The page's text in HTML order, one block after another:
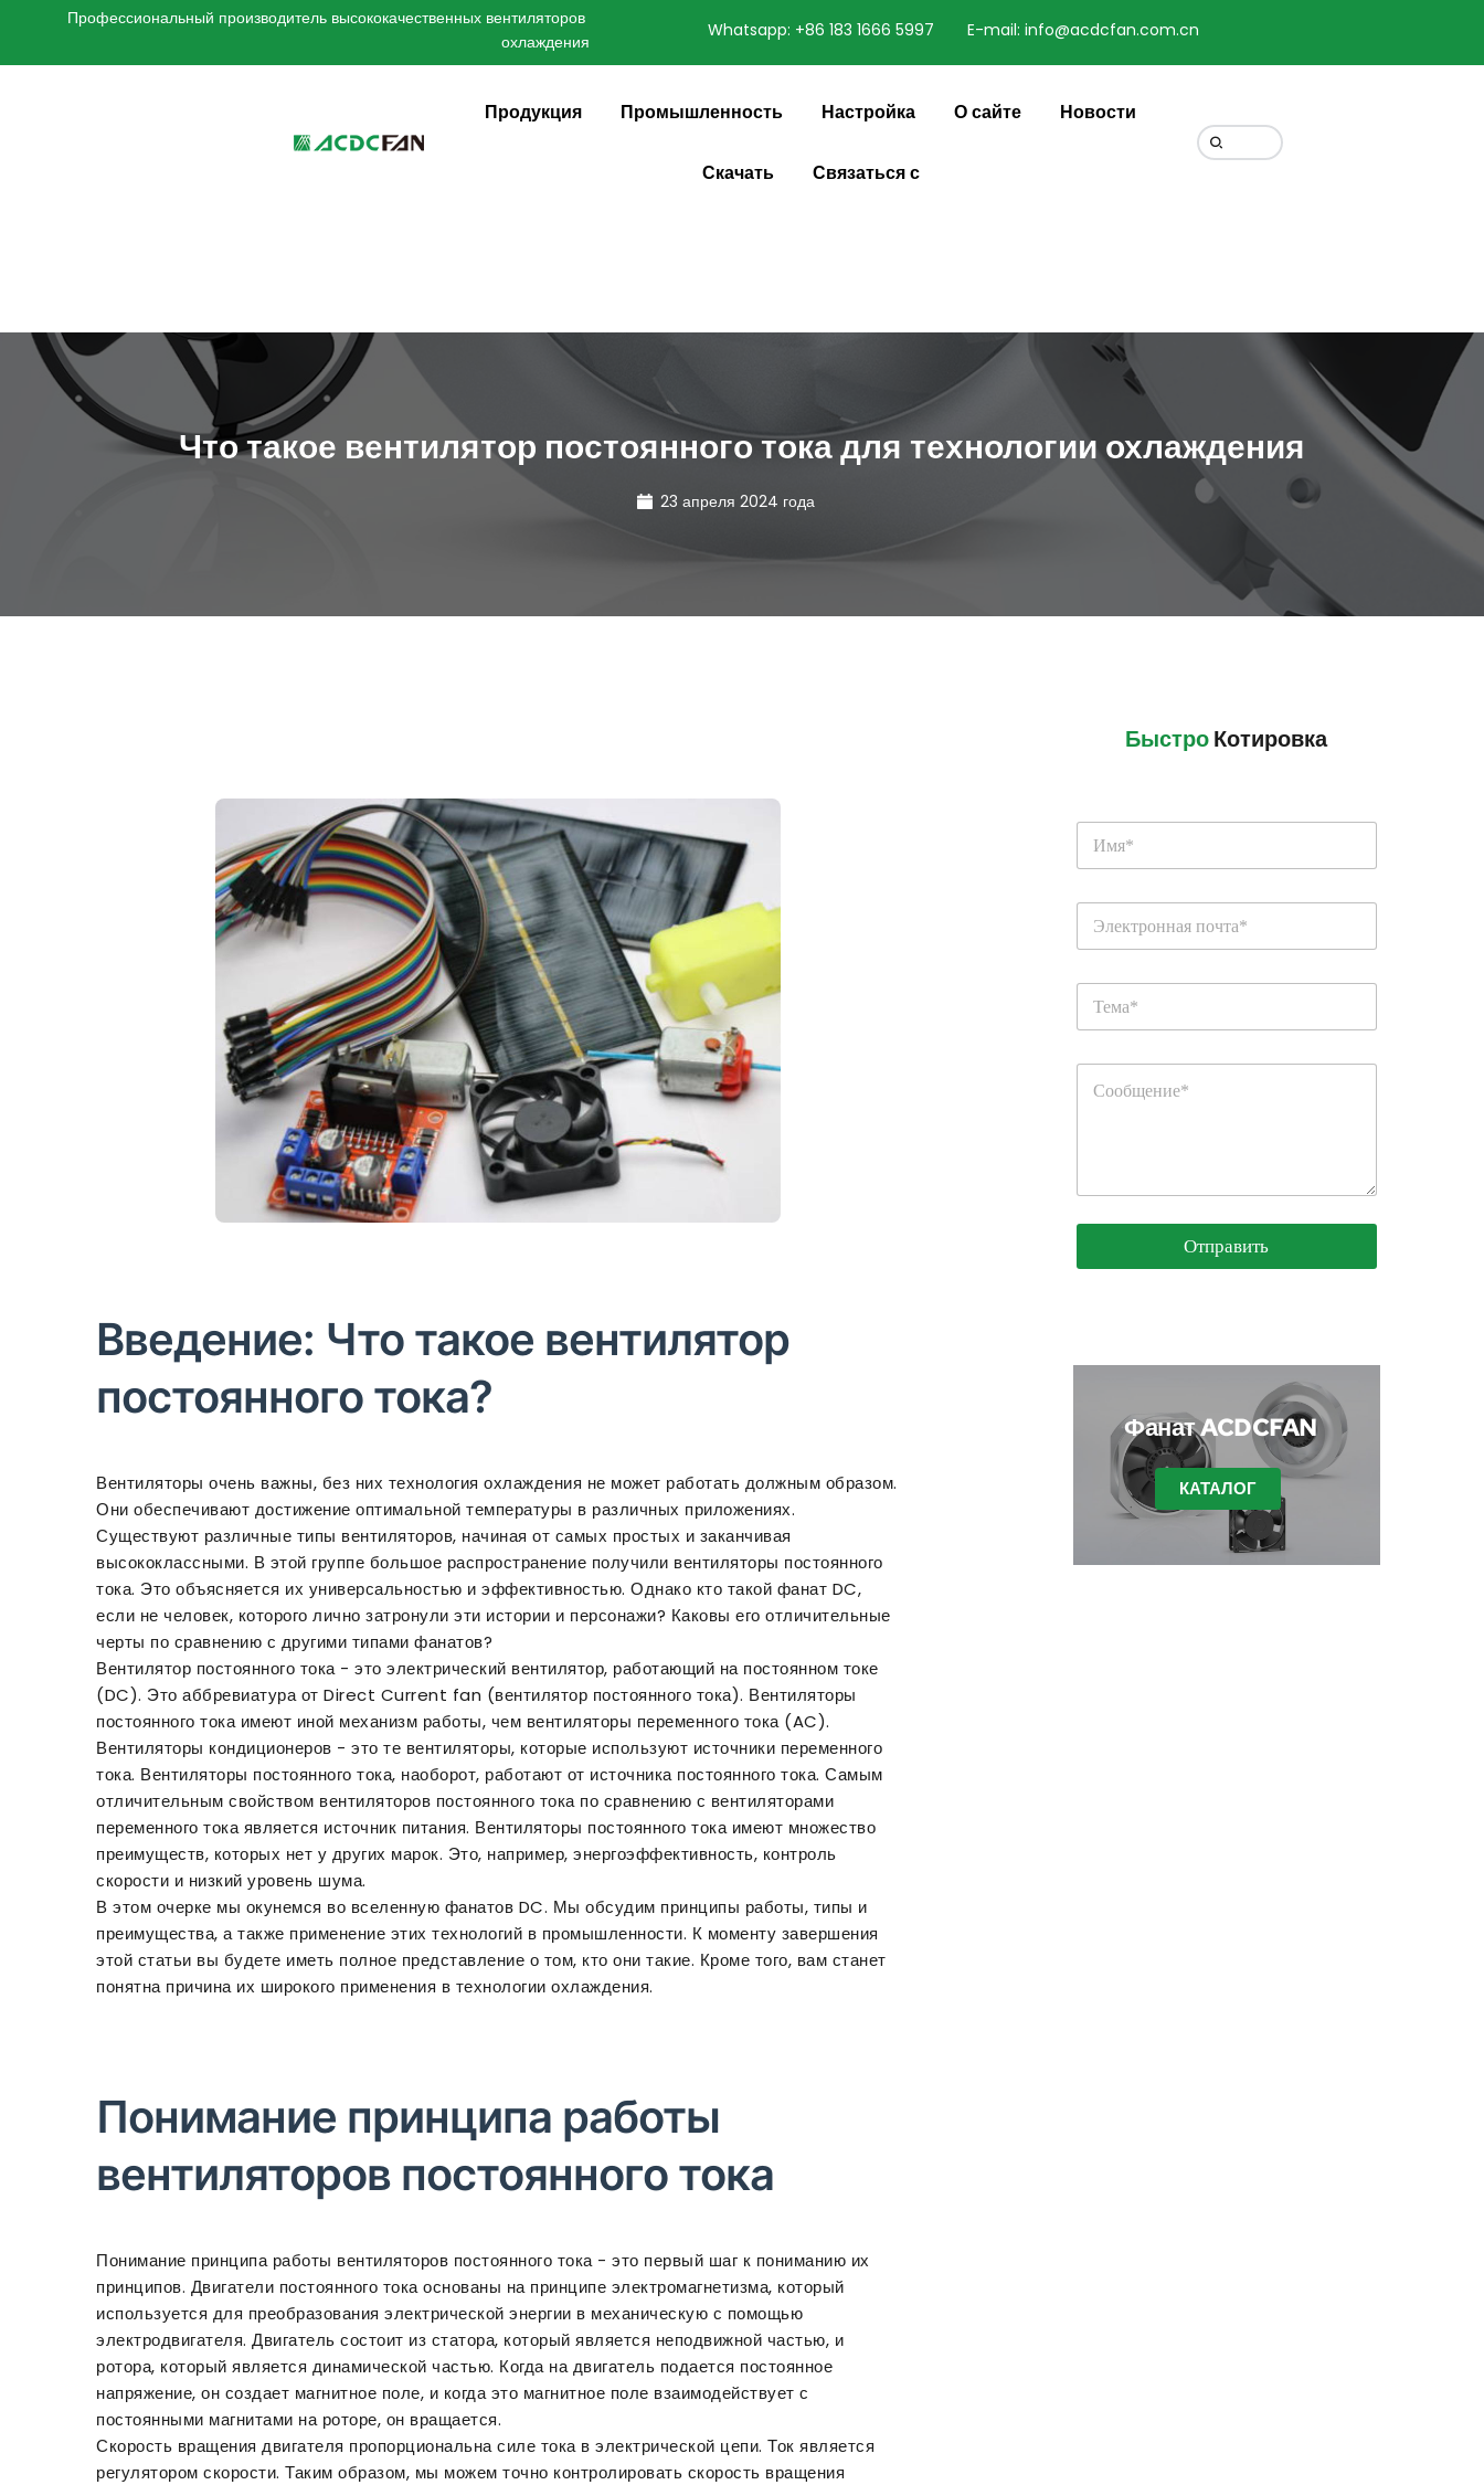
We've detected you might be speaking a different
language. Do you want to change to:
English
Профессиональный производитель высококачественных вентиляторов
охлаждения
Whatsapp: +86 183 1666 5997 E-mail: info@acdcfan.com.cn
Продукция Промышленность Настройка О сайте Новости
Скачать Связаться с
Что такое вентилятор постоянного тока для технологии охлаждения
23 апреля 2024 года
Введение: Что такое вентилятор
постоянного тока?
Вентиляторы очень важны, без них технология охлаждения не может работать должным образом.
Они обеспечивают достижение оптимальной температуры в различных приложениях.
Существуют различные типы вентиляторов, начиная от самых простых и заканчивая
высококлассными. В этой группе большое распространение получили вентиляторы постоянного
тока. Это объясняется их универсальностью и эффективностью. Однако кто такой фанат DC,
если не человек, которого лично затронули эти истории и персонажи? Каковы его отличительные
черты по сравнению с другими типами фанатов?
Вентилятор постоянного тока - это электрический вентилятор, работающий на постоянном токе
(DC). Это аббревиатура от Direct Current fan (вентилятор постоянного тока). Вентиляторы
постоянного тока имеют иной механизм работы, чем вентиляторы переменного тока (AC).
Вентиляторы кондиционеров - это те вентиляторы, которые используют источники переменного
тока. Вентиляторы постоянного тока, наоборот, работают от источника постоянного тока. Самым
отличительным свойством вентиляторов постоянного тока по сравнению с вентиляторами
переменного тока является источник питания. Вентиляторы постоянного тока имеют множество
преимуществ, которых нет у других марок. Это, например, энергоэффективность, контроль
скорости и низкий уровень шума.
В этом очерке мы окунемся во вселенную фанатов DC. Мы обсудим принципы работы, типы и
преимущества, а также применение этих технологий в промышленности. К моменту завершения
этой статьи вы будете иметь полное представление о том, кто они такие. Кроме того, вам станет
понятна причина их широкого применения в технологии охлаждения.
Понимание принципа работы
вентиляторов постоянного тока
Понимание принципа работы вентиляторов постоянного тока - это первый шаг к пониманию их
принципов. Двигатели постоянного тока основаны на принципе электромагнетизма, который
используется для преобразования электрической энергии в механическую с помощью
электродвигателя. Двигатель состоит из статора, который является неподвижной частью, и
ротора, который является динамической частью. Когда на двигатель подается постоянное
напряжение, он создает магнитное поле, и когда это магнитное поле взаимодействует с
постоянными магнитами на роторе, он вращается.
Скорость вращения двигателя пропорциональна силе тока в электрической цепи. Ток является
регулятором скорости. Таким образом, мы можем точно контролировать скорость вращения
Быстро Котировка
Отправить
Фанат ACDCFAN
КАТАЛОГ